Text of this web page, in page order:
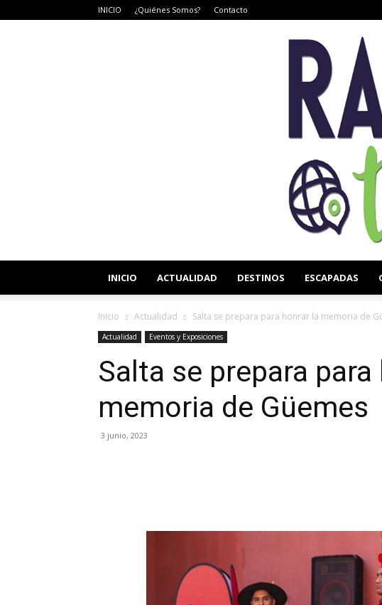
INICIO ¿Quiénes Somos? Contacto
INICIO ACTUALIDAD DESTINOS ESCAPADAS
Inicio Actualidad Salta se prepara para honrar la memoria de
Actualidad Eventos y Exposiciones
Salta se prepara para
memoria de Güemes
3 junio, 2023